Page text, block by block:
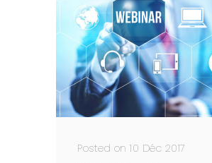
Posted on 10 Déc 2017